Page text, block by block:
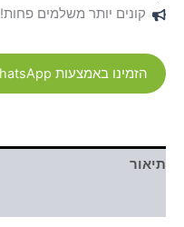
קונים יותר משלמים פחות!
הזמינו באמצעות WhatsApp
תיאור